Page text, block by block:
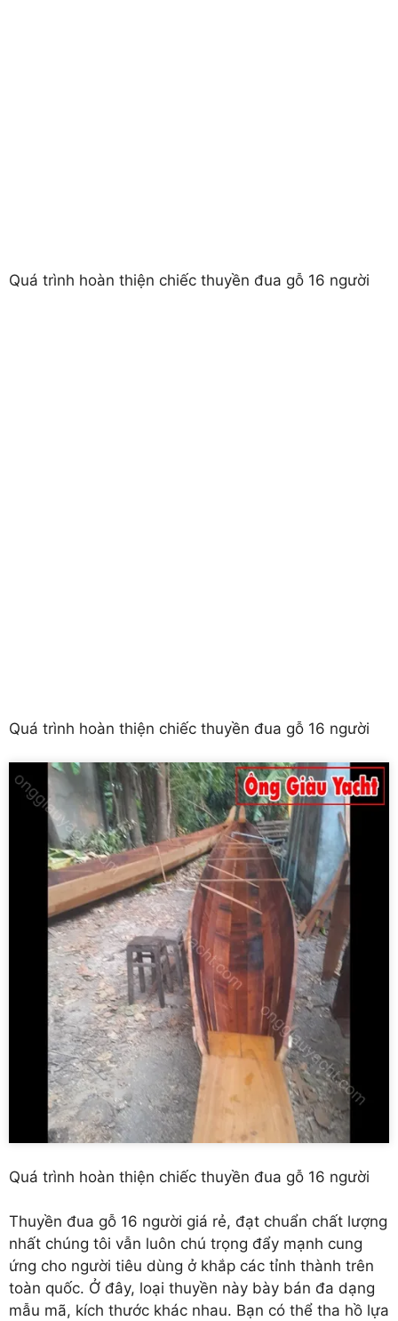
Quá trình hoàn thiện chiếc thuyền đua gỗ 16 người
Quá trình hoàn thiện chiếc thuyền đua gỗ 16 người
Quá trình hoàn thiện chiếc thuyền đua gỗ 16 người
Thuyền đua gỗ 16 người giá rẻ, đạt chuẩn chất lượng
nhất chúng tôi vẫn luôn chú trọng đẩy mạnh cung
ứng cho người tiêu dùng ở khắp các tỉnh thành trên
toàn quốc. Ở đây, loại thuyền này bày bán đa dạng
mẫu mã, kích thước khác nhau. Bạn có thể tha hồ lựa